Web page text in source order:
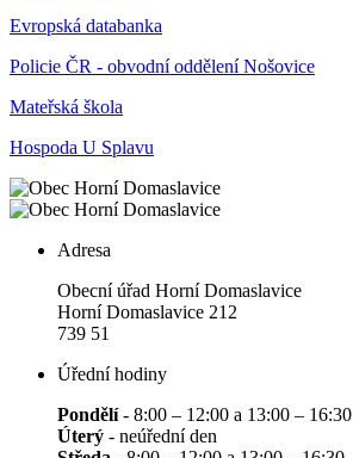
Evropská databanka
Policie ČR - obvodní oddělení Nošovice
Mateřská škola
Hospoda U Splavu
Adresa
Obecní úřad Horní Domaslavice
Horní Domaslavice 212
739 51
Úřední hodiny
Pondělí- 8:00 – 12:00 a 13:00 – 16:30
Úterý - neúřední den